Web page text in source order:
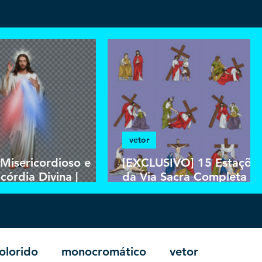
e
Divina |
PNG e PSD
[EXCLUSIVO] 15
da Via Sacra Completa |
Download Vetor Colorido
vetor
monocromático vetor